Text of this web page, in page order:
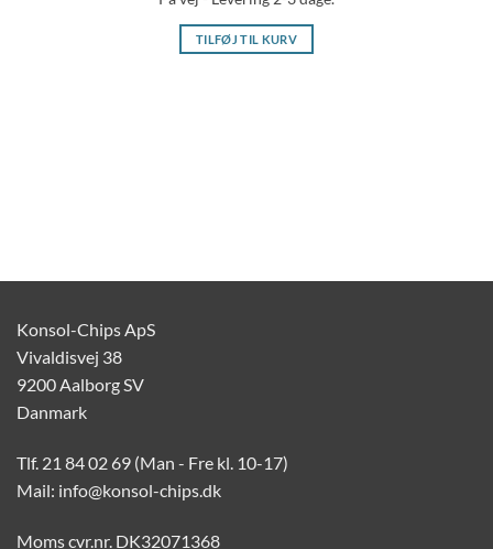
TILFØJ TIL KURV
Konsol-Chips ApS
Vivaldisvej 38
9200 Aalborg SV
Danmark
Tlf. 21 84 02 69 (Man - Fre kl. 10-17)
Mail: info@konsol-chips.dk
Moms cvr.nr. DK32071368